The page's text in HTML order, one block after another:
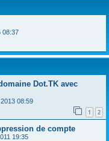
r
08:37
Dot.TK avec
08:59
1 2
de compte
19:35